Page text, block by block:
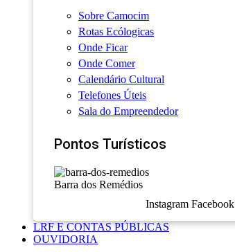
Sobre Camocim
Rotas Ecólogicas
Onde Ficar
Onde Comer
Calendário Cultural
Telefones Úteis
Sala do Empreendedor
Pontos Turísticos
Barra dos Remédios
Instagram Facebook
LRF E CONTAS PÚBLICAS
OUVIDORIA